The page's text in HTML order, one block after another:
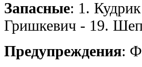
Запасные: 1.
Гришкевич - 19.
Предупреждения: